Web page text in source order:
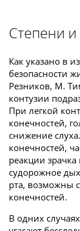
Степени и
Как указано в
безопасности
Резников, М.
контузии
При легкой
конечностей,
снижение
конечностей,
реакции
судорожное
рта, возможны
конечностей.
В одних